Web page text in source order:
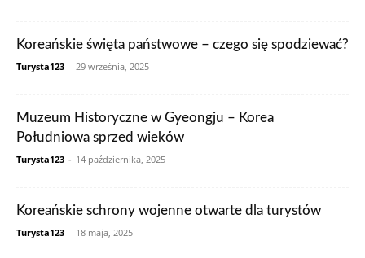
Koreańskie święta państwowe – czego się spodziewać?
Turysta123 - 29 września, 2025
Muzeum Historyczne w Gyeongju – Korea
Południowa sprzed wieków
Turysta123 - 14 października, 2025
Koreańskie schrony wojenne otwarte dla turystów
Turysta123 - 18 maja, 2025